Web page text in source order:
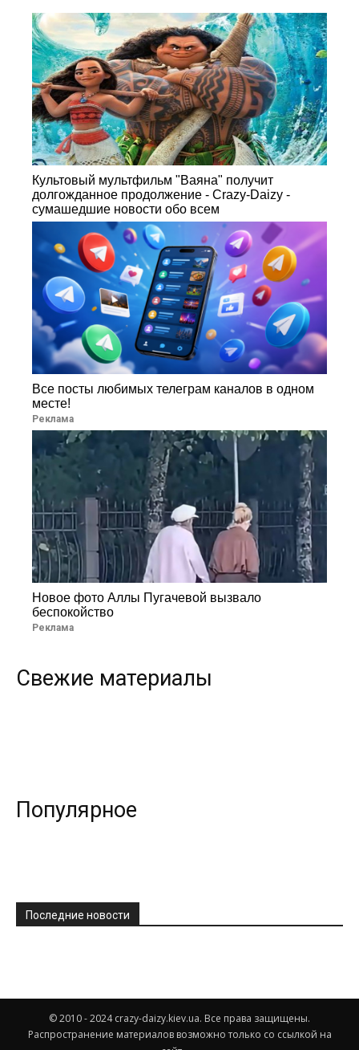
Культовый мультфильм "Ваяна" получит
долгожданное продолжение - Crazy-Daizy -
сумашедшие новости обо всем
Все посты любимых телеграм каналов в одном
месте!
Реклама
Новое фото Аллы Пугачевой вызвало
беспокойство
Реклама
Свежие материалы
Популярное
Последние новости
© 2010 - 2024 crazy-daizy.kiev.ua. Все права защищены.
Распространение материалов возможно только со ссылкой на